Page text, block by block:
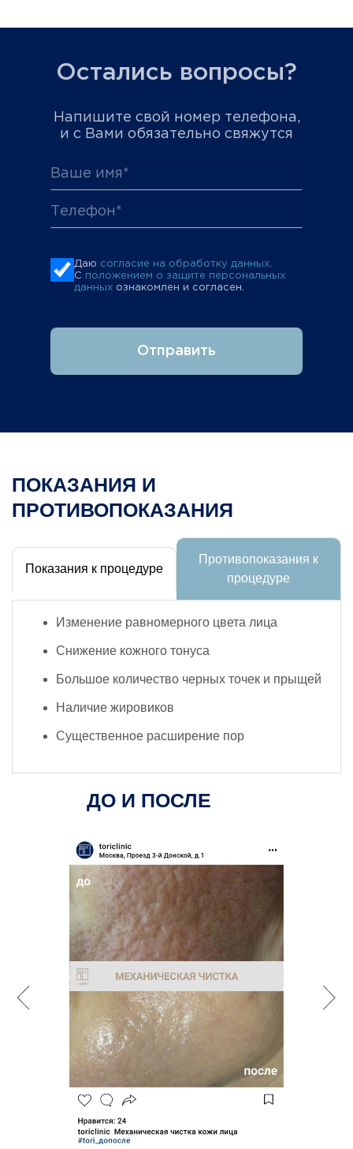
Остались вопросы?
Напишите свой номер телефона,
и с Вами обязательно свяжутся
Даю согласие на обработку данных
С положением о защите персональных
данных ознакомлен и согласен.
Отправить
ПОКАЗАНИЯ И
ПРОТИВОПОКАЗАНИЯ
Показания к процедуре
Противопоказания к
процедуре
Изменение равномерного цвета лица
Снижение кожного тонуса
Большое количество черных точек и прыщей
Наличие жировиков
Существенное расширение пор
ДО И ПОСЛЕ